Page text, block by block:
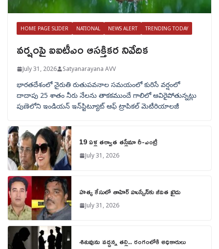
HOME PAGE SLIDER NATIONAL NEWS ALERT TRENDING TODAY
వర్షంపై ఐఐటీఎం ఆసక్తికర నివేదిక
July 31, 2026 Satyanarayana AVV
భారతదేశంలో నైరుతి రుతుపవనాల సమయంలో కురిసే వర్షంలో
దాదాపు 25 శాతం నీరు నేలను తాకకముందే గాలిలో ఆవిరైపోతున్నట్లు
పుణెలోని ఇండియన్ ఇన్‌స్టిట్యూట్ ఆఫ్ ట్రాపికల్ మెటీరియాలజీ
19 ఏళ్ల తర్వాత తస్లీమా రీ-ఎంట్రీ
July 31, 2026
హత్య కేసులో తాహిర్ హుస్సేన్‌కు జీవిత ఖైదు
July 31, 2026
శిశువును వద్దన్న తల్లి.. రంగంలోకి అధికారులు